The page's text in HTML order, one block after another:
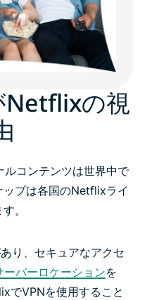
見る方法
なロケーションを選択
Netflixの視
コンテンツは世界中で
プは各国のNetflixライ
。
り、セキュアなアクセ
バーロケーションを
でVPNを使用すること